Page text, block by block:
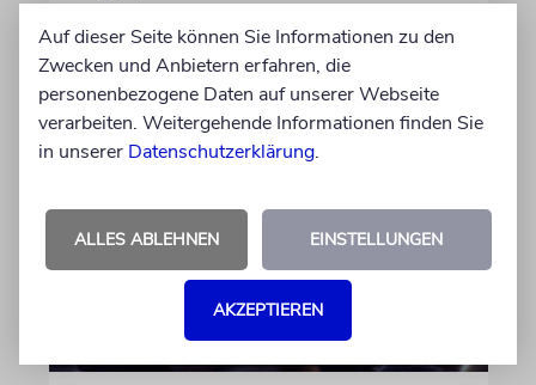
von Katrin Richter
Auf dieser Seite können Sie Informationen zu den
Zwecken und Anbietern erfahren, die
personenbezogene Daten auf unserer Webseite
verarbeiten. Weitergehende Informationen finden Sie
in unserer Datenschutzerklärung.
ALLES ABLEHNEN EINSTELLUNGEN
AKZEPTIEREN